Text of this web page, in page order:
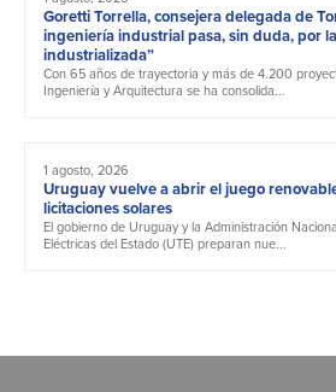
Goretti Torrella, consejera delegada de
ingeniería industrial pasa, sin duda, por
industrializada”
Con 65 años de trayectoria y más de 4.200
Ingeniería y Arquitectura se ha consolida...
1 agosto, 2026
Uruguay vuelve a abrir el juego
licitaciones solares
El gobierno de Uruguay y la Administración
Eléctricas del Estado (UTE) preparan nue...